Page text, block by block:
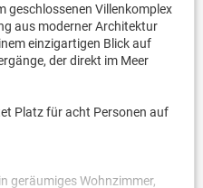
geschlossenen Villenkomplex
aus moderner Architektur
einzigartigen Blick auf
der direkt im Meer
Platz für acht Personen auf
geräumiges Wohnzimmer,